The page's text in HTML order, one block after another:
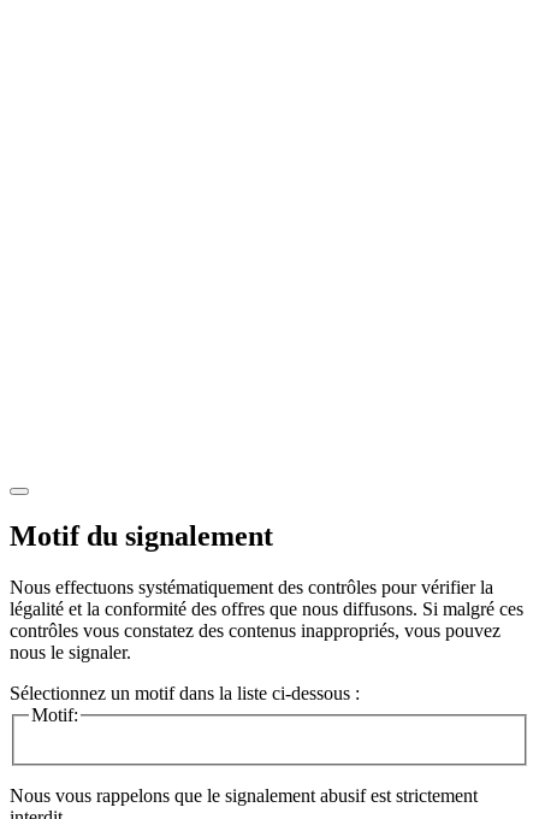
Motif du signalement
Nous effectuons systématiquement des contrôles pour vérifier la
légalité et la conformité des offres que nous diffusons. Si malgré ces
contrôles vous constatez des contenus inappropriés, vous pouvez
nous le signaler.
Sélectionnez un motif dans la liste ci-dessous :
Motif:
Nous vous rappelons que le signalement abusif est strictement